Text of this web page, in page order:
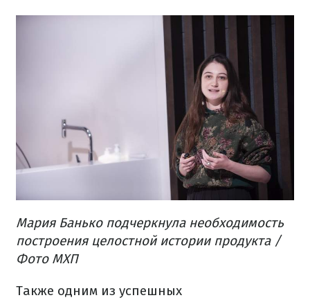
Мария Банько подчеркнула необходимость
построения целостной истории продукта /
Фото МХП
Также одним из успешных